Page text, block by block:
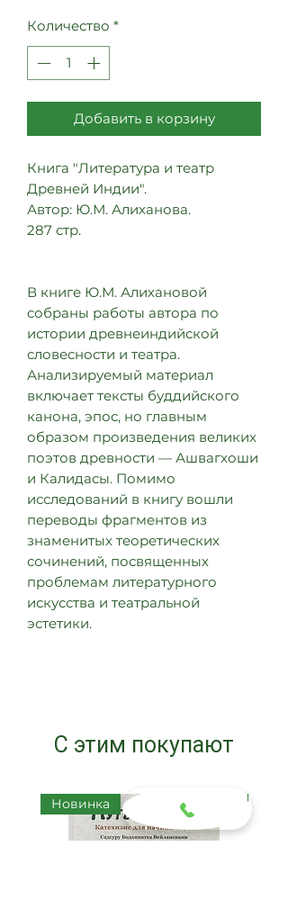
Количество *
Добавить в корзину
Книга "Литература и театр
Древней Индии".
Автор: Ю.М. Алиханова.
287 стр.
В книге Ю.М. Алихановой
собраны работы автора по
истории древнеиндийской
словесности и театра.
Анализируемый материал
включает тексты буддийского
канона, эпос, но главным
образом произведения великих
поэтов древности — Ашвагхоши
и Калидасы. Помимо
исследований в книгу вошли
переводы фрагментов из
знаменитых теоретических
сочинений, посвященных
проблемам литературного
искусства и театральной
эстетики.
С этим покупают
Новинка